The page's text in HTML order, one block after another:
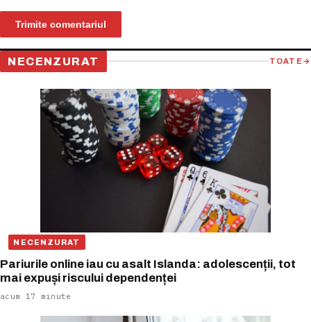
NECENZURAT TOATE →
NECENZURAT
Pariurile online iau cu asalt Islanda: adolescenții, tot
mai expuși riscului dependenței
acum 17 minute